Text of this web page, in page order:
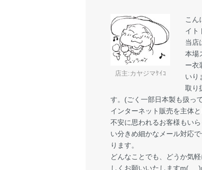
店主:カヤジマｹｲｺ
こん
イト
当店
本場
ー衣
いり
取り
す。(ごく一部日本製も扱っ
インターネット販売を主体
不安に思われるお客様もい
い分きめ細かなメール対応
ります。
どんなことでも、どうか気
しくお願いいたしますm(_